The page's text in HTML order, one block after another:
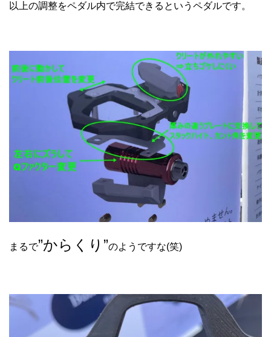
以上の調整をペダル内で完結できるというペダルです。
まるで”からくり”のようですな(笑)